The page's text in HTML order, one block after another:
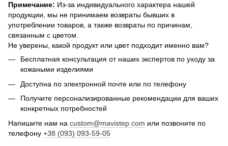
Примечание: Из-за индивидуального характера нашей
продукции, мы не принимаем возвраты бывших в
употреблении товаров, а также возвраты по причинам,
связанным с цветом.
Не уверены, какой продукт или цвет подходит именно вам?
Бесплатная консультация от наших экспертов по уходу за
кожаными изделиями
Доступна по электронной почте или по телефону
Получите персонализированные рекомендации для ваших
конкретных потребностей
Напишите нам на custom@mavistep.com или позвоните по
телефону +38 (093) 093-59-05